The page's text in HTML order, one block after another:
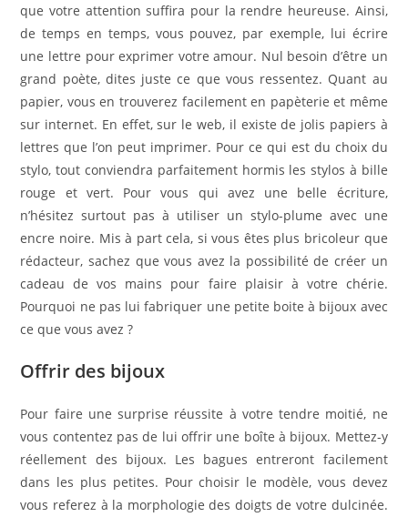
que votre attention suffira pour la rendre heureuse. Ainsi,
de temps en temps, vous pouvez, par exemple, lui écrire
une lettre pour exprimer votre amour. Nul besoin d’être un
grand poète, dites juste ce que vous ressentez. Quant au
papier, vous en trouverez facilement en papèterie et même
sur internet. En effet, sur le web, il existe de jolis papiers à
lettres que l’on peut imprimer. Pour ce qui est du choix du
stylo, tout conviendra parfaitement hormis les stylos à bille
rouge et vert. Pour vous qui avez une belle écriture,
n’hésitez surtout pas à utiliser un stylo-plume avec une
encre noire. Mis à part cela, si vous êtes plus bricoleur que
rédacteur, sachez que vous avez la possibilité de créer un
cadeau de vos mains pour faire plaisir à votre chérie.
Pourquoi ne pas lui fabriquer une petite boite à bijoux avec
ce que vous avez ?
Offrir des bijoux
Pour faire une surprise réussite à votre tendre moitié, ne
vous contentez pas de lui offrir une boîte à bijoux. Mettez-y
réellement des bijoux. Les bagues entreront facilement
dans les plus petites. Pour choisir le modèle, vous devez
vous referez à la morphologie des doigts de votre dulcinée.